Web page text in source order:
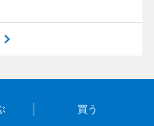
買う